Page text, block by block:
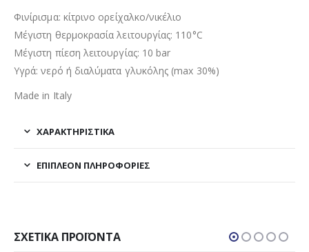
Φινίρισμα: κίτρινο ορείχαλκο/νικέλιο
Μέγιστη θερμοκρασία λειτουργίας: 110°C
Μέγιστη πίεση λειτουργίας: 10 bar
Υγρά: νερό ή διαλύματα γλυκόλης (max 30%)
Made in Italy
ΧΑΡΑΚΤΗΡΙΣΤΙΚΑ
ΕΠΙΠΛΈΟΝ ΠΛΗΡΟΦΟΡΊΕΣ
ΣΧΕΤΙΚΆ ΠΡΟΪΌΝΤΑ